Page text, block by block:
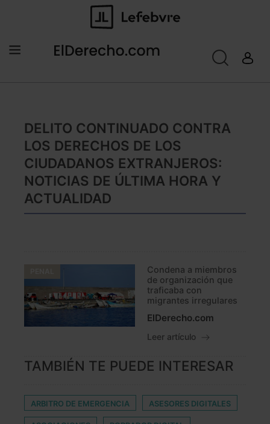
DELITO CONTINUADO CONTRA
LOS DERECHOS DE LOS
CIUDADANOS EXTRANJEROS:
NOTICIAS DE ÚLTIMA HORA Y
ACTUALIDAD
Condena a miembros
de organización que
traficaba con
migrantes irregulares
ElDerecho.com
Leer artículo
TAMBIÉN TE PUEDE INTERESAR
ARBITRO DE EMERGENCIA ASESORES DIGITALES